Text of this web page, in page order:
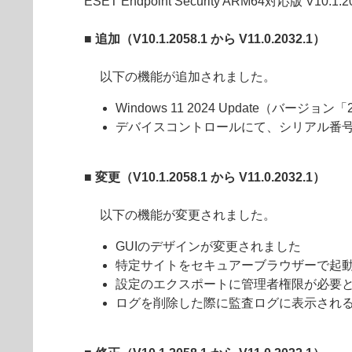
■ 追加（V10.1.2058.1 から V11.0.2032.1）
以下の機能が追加されました。
Windows 11 2024 Update（バージョン
デバイスコントロールにて、シリアル番
■ 変更（V10.1.2058.1 から V11.0.2032.1）
以下の機能が変更されました。
GUIのデザインが変更されました
特定サイトをセキュアーブラウザーで起
設定のエクスポートに管理者権限が必要
ログを削除した際に監査ログに表示され